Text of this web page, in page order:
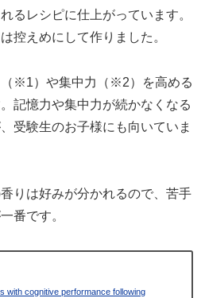
るレシピに仕上がっています。
控えめにして作りました。
（※1）や集中力（※2）を高める
記憶力や集中力が続かなくなる
受験生のお子様にも向いていま
りは好みが分かれるので、苦手
番です。
with cognitive performance following